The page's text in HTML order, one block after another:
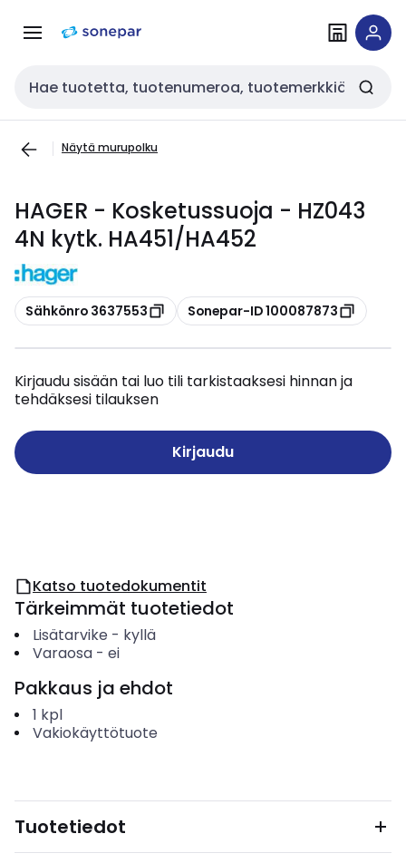
navigointiinsisältöön
Haku
Näytä murupolku
HAGER - Kosketussuoja - HZ043
4N kytk. HA451/HA452
Kopioi
Sähkönro 3637553 Kopioi
Sonepar-ID 100087873
Kirjaudu sisään tai luo tili tarkistaaksesi hinnan ja
tehdäksesi tilauksen
Kirjaudu
Katso tuotedokumentit
Tärkeimmät tuotetiedot
Lisätarvike - kyllä
Varaosa- ei
Pakkaus ja ehdot
1 kpl
Vakiokäyttötuote
Tuotetiedot